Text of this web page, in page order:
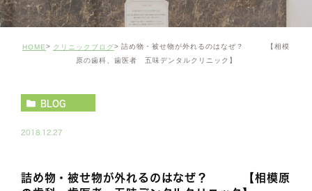
HOME クリニックブログ
詰め物・被せ物が外れるのはなぜ？ 【相模
原の歯科、歯医者 五味デンタルクリニック】
BLOG
2018.12.27
詰め物・被せ物が外れるのはなぜ？ 【相模原